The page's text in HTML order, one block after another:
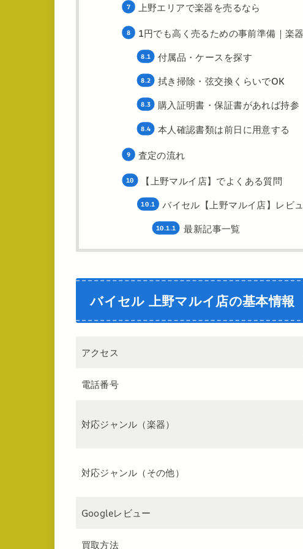
上野エリアで楽器を売るなら
1円でも高く売るための事前準備｜楽
付属品・ケースを探す
拭き掃除・弦交換くらいでOK
購入証明書・保証書があれば持参
本人確認書類は前日に用意する
査定の流れ
【上野マルイ店】でよくある質問
バイセル【上野マルイ店】レビ
最新記事一覧
バイセル 上野マルイ店の基本情報
アクセス
電話番号
対応ジャンル（楽器）
対応ジャンル（その他）
Googleレビュー
買取方法